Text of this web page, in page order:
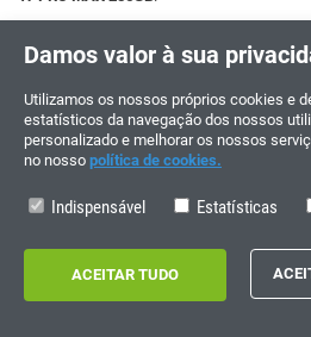
Aceito osCondições do sorteio,and the
purpose of receiving commercial
Controlador de dados:NoxSmart Trade SLU.
transferências, excepto para fornecedores de
localizados dentro da UE.Direitos:Pode
enviando um e-mail parainfo@electrouno.es.
Política de Privacidade para mais informações.
Damos valor à sua
Utilizamos os nossos próprios cookies e
estatísticos da navegação dos nossos
personalizado e melhorar os nossos
no nosso política de cookies.
Indispensável Estatísticas